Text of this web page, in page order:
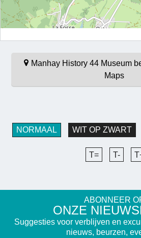
Manhay History 44 Museum
Maps
NORMAAL WIT OP ZWART
T= T-
ABONNEER
ONZE
Suggesties voor verblijven en
nieuws, beurzen,